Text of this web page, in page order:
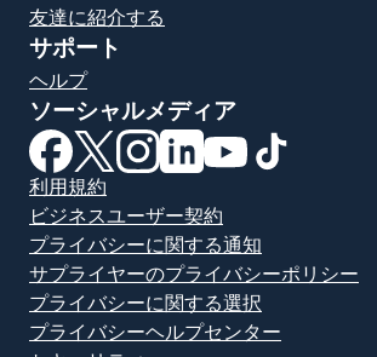
友達に紹介する
サポート
ヘルプ
ソーシャルメディア
（別ウィンドウで開きます）
（別ウィンドウで開きます）
（別ウィンドウで開きま
（別ウィンドウで開
（別ウィンド
利用規約
ビジネスユーザー契約
プライバシーに関する通知
サプライヤーのプライバシーポリシー
プライバシーに関する選択
プライバシーヘルプセンター